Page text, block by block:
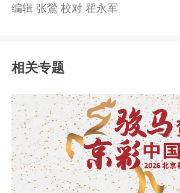
编辑 张鶯 校对 翟永军
相关专题